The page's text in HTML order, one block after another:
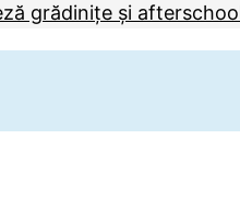
grădinițe și